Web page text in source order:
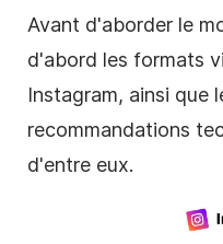
Avant d'aborder le
d'abord les formats
Instagram, ainsi que
recommandations
d'entre eux.